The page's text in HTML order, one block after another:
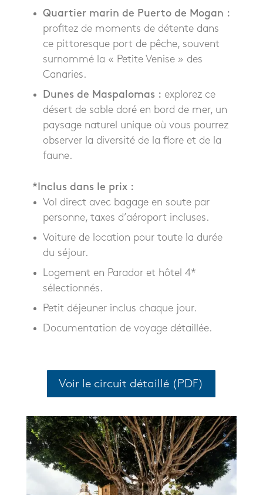
Quartier marin de Puerto de Mogan :
profitez de moments de détente dans
ce pittoresque port de pêche, souvent
surnommé la « Petite Venise » des
Canaries.
Dunes de Maspalomas : explorez ce
désert de sable doré en bord de mer, un
paysage naturel unique où vous pourrez
observer la diversité de la flore et de la
faune.
*Inclus dans le prix :
Vol direct avec bagage en soute par
personne, taxes d’aéroport incluses.
Voiture de location pour toute la durée
du séjour.
Logement en Parador et hôtel 4*
sélectionnés.
Petit déjeuner inclus chaque jour.
Documentation de voyage détaillée.
Voir le circuit détaillé (PDF)